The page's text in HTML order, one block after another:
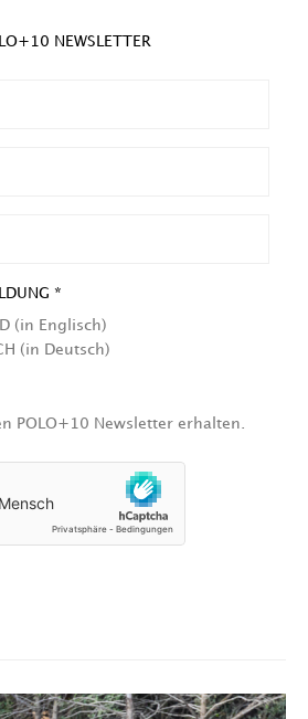
NEWSLETTER
*
(in Englisch)
(in Deutsch)
POLO+10 Newsletter erhalten.